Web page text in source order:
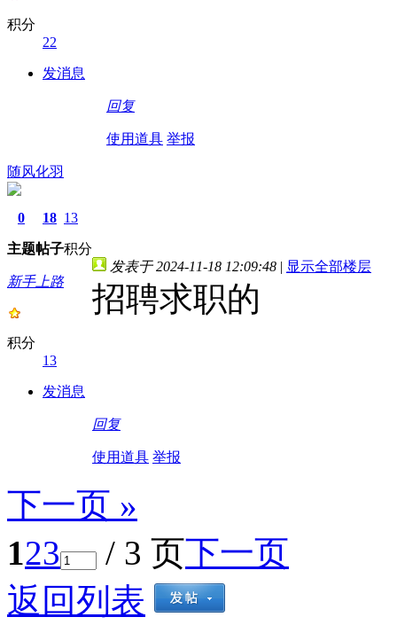
积分
22
发消息
回复
使用道具 举报
随风化羽
0
主题
18
帖子
13
积分
新手上路
积分
13
发消息
发表于 2024-11-18 12:09:48 | 显示全部楼层
招聘求职的
回复
使用道具 举报
下一页 »
123 / 3 页下一页
返回列表